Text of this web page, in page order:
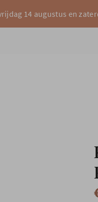
14 augustus en